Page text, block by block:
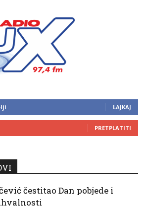
LAJKAJ
PRETPLATITI
čestitao Dan pobjede i